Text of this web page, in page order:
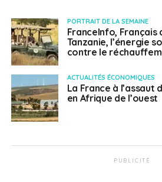
PORTRAIT DE LA SEMAINE
FranceInfo, Français
Tanzanie, l’énergie
contre le
ACTUALITÉS ÉCONOMIQUES
La France à l’assaut
en Afrique de l’ouest
PUBLICITÉ